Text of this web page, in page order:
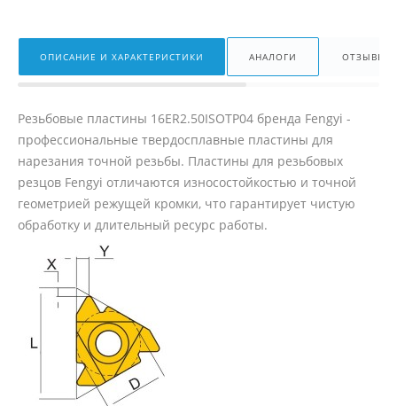
ОПИСАНИЕ И ХАРАКТЕРИСТИКИ АНАЛОГИ ОТЗЫВЫ
Резьбовые пластины 16ER2.50ISOТР04 бренда Fengyi -
профессиональные твердосплавные пластины для
нарезания точной резьбы. Пластины для резьбовых
резцов Fengyi отличаются износостойкостью и точной
геометрией режущей кромки, что гарантирует чистую
обработку и длительный ресурс работы.